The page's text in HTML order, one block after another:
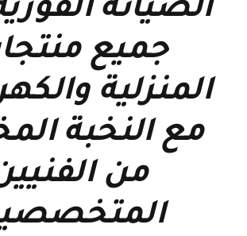
الصيانة
جميع
المنزلية
مع النخبة
من